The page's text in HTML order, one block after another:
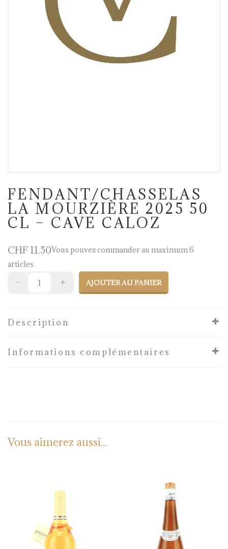
FENDANT/CHASSELAS
LA MOURZIÈRE 2025 50
CL – CAVE CALOZ
CHF11.50Vous pouvez commander au maximum 6
articles
AJOUTER AU PANIER
Description
Informations complémentaires
Vous aimerez aussi...